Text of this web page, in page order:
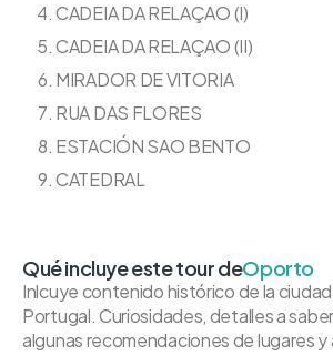
CADEIA DA RELAÇAO (I)
CADEIA DA RELAÇAO (II)
MIRADOR DE VITORIA
RUA DAS FLORES
ESTACIÓN SAO BENTO
CATEDRAL
Qué incluye este tour deOporto
Inlcuye contenido histórico de la
Portugal. Curiosidades, detalles a
algunas recomendaciones de lugares